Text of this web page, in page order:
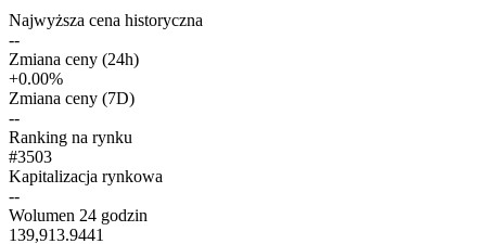
Najwyższa cena historyczna
--
Zmiana ceny (24h)
+0.00%
Zmiana ceny (7D)
--
Ranking na rynku
#3503
Kapitalizacja rynkowa
--
Wolumen 24 godzin
139,913.9441